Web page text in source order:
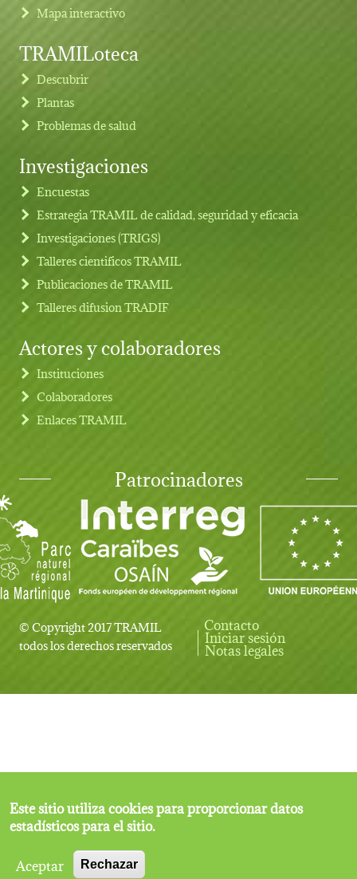
Footer menu
Mapa interactivo
TRAMILoteca
Descubrir
Plantas
Problemas de salud
Investigaciones
Encuestas
Estrategia TRAMIL de calidad, seguridad y eficacia
Investigaciones (TRIGS)
Talleres cientificos TRAMIL
Publicaciones de TRAMIL
Talleres difusion TRADIF
Actores y colaboradores
Instituciones
Colaboradores
Enlaces TRAMIL
Patrocinadores
© Copyright 2017 TRAMIL
todos los derechos reservados
User account menu
Contacto
Iniciar sesión
Notas legales
Este sitio utiliza cookies para proporcionar datos
estadísticos para el sitio.
Aceptar
Rechazar